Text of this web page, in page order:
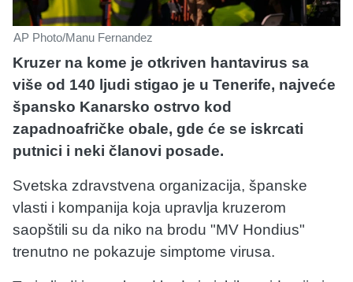
AP Photo/Manu Fernandez
Kruzer na kome je otkriven hantavirus sa
više od 140 ljudi stigao je u Tenerife, najveće
špansko Kanarsko ostrvo kod
zapadnoafričke obale, gde će se iskrcati
putnici i neki članovi posade.
Svetska zdravstvena organizacija, španske
vlasti i kompanija koja upravlja kruzerom
saopštili su da niko na brodu "MV Hondius"
trenutno ne pokazuje simptome virusa.